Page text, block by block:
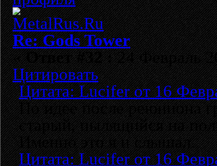
Re: Gods Tower
«Ответ #32 :24 Февраль
Цитировать
Цитата: Lucifer от 16
По идее после реюниона
старый, пылящийся на
Именно это я и слышал.
Цитата: Lucifer от 16